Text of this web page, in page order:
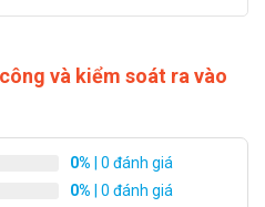
và kiểm soát ra vào
0% | 0 đánh giá
0% | 0 đánh giá